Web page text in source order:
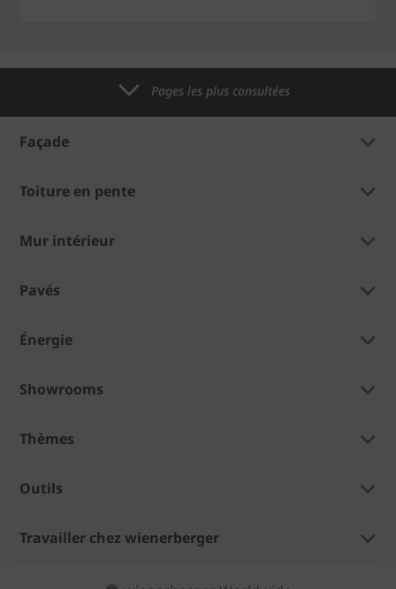
Pages les plus consultées
Façade
Toiture en pente
Mur intérieur
Pavés
Énergie
Showrooms
Thèmes
Outils
Travailler chez wienerberger